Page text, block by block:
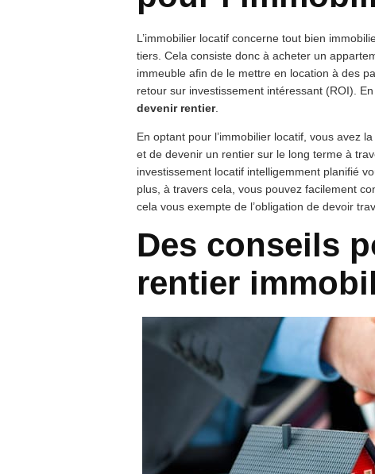
L’immobilier locatif concerne tout bien
tiers. Cela consiste donc à acheter un
immeuble afin de le mettre en location à des
retour sur investissement intéressant (ROI).
devenir rentier.
En optant pour l’immobilier locatif, vous avez
et de devenir un rentier sur le long terme à
investissement locatif intelligemment planifié
plus, à travers cela, vous pouvez facilement
cela vous exempte de l’obligation de devoir
Des conseils
rentier